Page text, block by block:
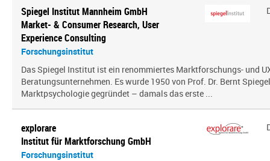
Spiegel Institut Mannheim GmbH
Market- & Consumer Research, User
Experience Consulting
Forschungsinstitut
Das Spiegel Institut ist ein renommiertes Marktforschungs- und
Beratungsunternehmen. Es wurde 1950 von Prof. Dr. Bernt
Marktpsychologie gegründet – damals das erste ...
explorare
Institut für Marktforschung GmbH
Forschungsinstitut